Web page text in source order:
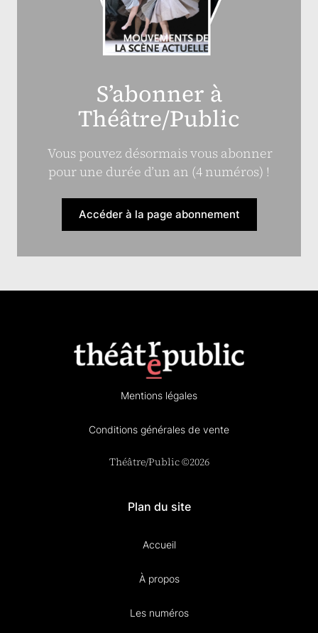
S’abonner à
Théâtre/Public
Vous pouvez désormais vous abonner
pour une durée d’un an (4 numéros) !
Accéder à la page abonnement
Mentions légales
Conditions générales de vente
Théâtre/Public ©2026
Plan du site
Accueil
À propos
Les numéros